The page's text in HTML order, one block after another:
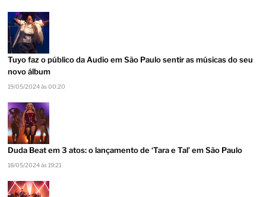
Tuyo faz o público da Audio em São Paulo sentir as músicas do seu
novo álbum
19/05/2024 às 00:20
Duda Beat em 3 atos: o lançamento de ‘Tara e Tal’ em São Paulo
18/05/2024 às 19:21